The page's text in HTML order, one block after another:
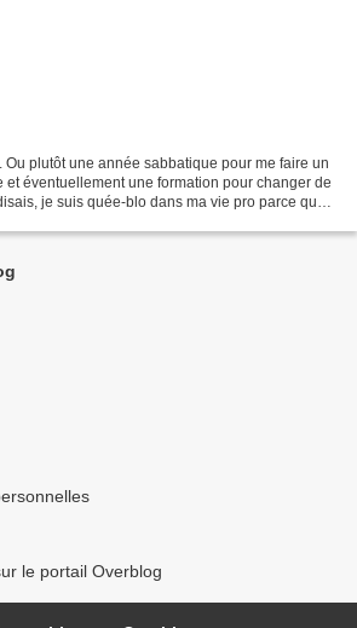
Ou plutôt une année sabbatique pour me faire un
et éventuellement une formation pour changer de
je suis quée-blo dans ma vie pro parce que
le portail Overblog